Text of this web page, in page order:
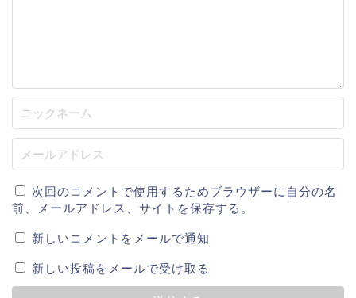
次回のコメントで使用するためブラウザーに自分の名
前、メールアドレス、サイトを保存する。
新しいコメントをメールで通知
新しい投稿をメールで受け取る